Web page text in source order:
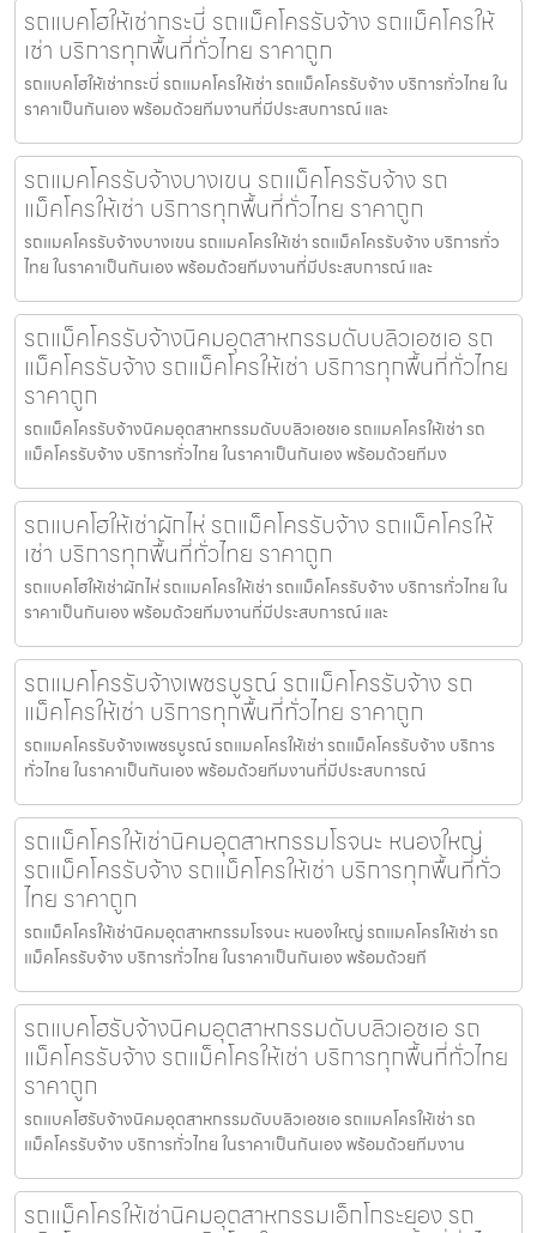
รถแบคโฮให้เช่ากระบี่ รถแม็คโครรับจ้าง รถแม็คโครให้
เช่า บริการทุกพื้นที่ทั่วไทย ราคาถูก
รถแบคโฮให้เช่ากระบี่ รถแมคโครให้เช่า รถแม็คโครรับจ้าง บริการทั่วไทย ใน
ราคาเป็นกันเอง พร้อมด้วยทีมงานที่มีประสบการณ์ และ
รถแมคโครรับจ้างบางเขน รถแม็คโครรับจ้าง รถ
แม็คโครให้เช่า บริการทุกพื้นที่ทั่วไทย ราคาถูก
รถแมคโครรับจ้างบางเขน รถแมคโครให้เช่า รถแม็คโครรับจ้าง บริการทั่ว
ไทย ในราคาเป็นกันเอง พร้อมด้วยทีมงานที่มีประสบการณ์ และ
รถแม็คโครรับจ้างนิคมอุตสาหกรรมดับบลิวเอชเอ รถ
แม็คโครรับจ้าง รถแม็คโครให้เช่า บริการทุกพื้นที่ทั่วไทย
ราคาถูก
รถแม็คโครรับจ้างนิคมอุตสาหกรรมดับบลิวเอชเอ รถแมคโครให้เช่า รถ
แม็คโครรับจ้าง บริการทั่วไทย ในราคาเป็นกันเอง พร้อมด้วยทีมง
รถแบคโฮให้เช่าผักไห่ รถแม็คโครรับจ้าง รถแม็คโครให้
เช่า บริการทุกพื้นที่ทั่วไทย ราคาถูก
รถแบคโฮให้เช่าผักไห่ รถแมคโครให้เช่า รถแม็คโครรับจ้าง บริการทั่วไทย ใน
ราคาเป็นกันเอง พร้อมด้วยทีมงานที่มีประสบการณ์ และ
รถแมคโครรับจ้างเพชรบูรณ์ รถแม็คโครรับจ้าง รถ
แม็คโครให้เช่า บริการทุกพื้นที่ทั่วไทย ราคาถูก
รถแมคโครรับจ้างเพชรบูรณ์ รถแมคโครให้เช่า รถแม็คโครรับจ้าง บริการ
ทั่วไทย ในราคาเป็นกันเอง พร้อมด้วยทีมงานที่มีประสบการณ์
รถแม็คโครให้เช่านิคมอุตสาหกรรมโรจนะ หนองใหญ่
รถแม็คโครรับจ้าง รถแม็คโครให้เช่า บริการทุกพื้นที่ทั่ว
ไทย ราคาถูก
รถแม็คโครให้เช่านิคมอุตสาหกรรมโรจนะ หนองใหญ่ รถแมคโครให้เช่า รถ
แม็คโครรับจ้าง บริการทั่วไทย ในราคาเป็นกันเอง พร้อมด้วยที
รถแบคโฮรับจ้างนิคมอุตสาหกรรมดับบลิวเอชเอ รถ
แม็คโครรับจ้าง รถแม็คโครให้เช่า บริการทุกพื้นที่ทั่วไทย
ราคาถูก
รถแบคโฮรับจ้างนิคมอุตสาหกรรมดับบลิวเอชเอ รถแมคโครให้เช่า รถ
แม็คโครรับจ้าง บริการทั่วไทย ในราคาเป็นกันเอง พร้อมด้วยทีมงาน
รถแม็คโครให้เช่านิคมอุตสาหกรรมเอ็กโกระยอง รถ